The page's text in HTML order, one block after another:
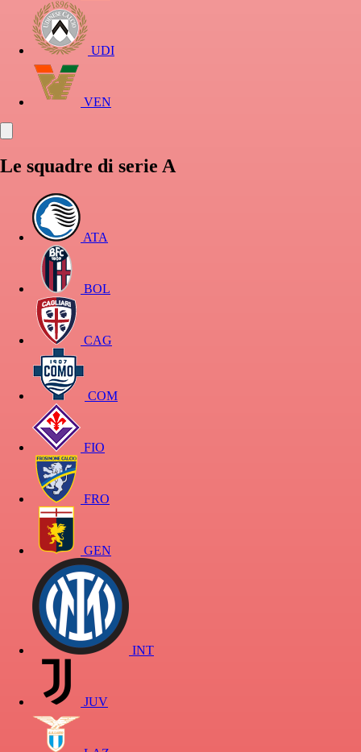
UDI
VEN
Le squadre di serie A
ATA
BOL
CAG
COM
FIO
FRO
GEN
INT
JUV